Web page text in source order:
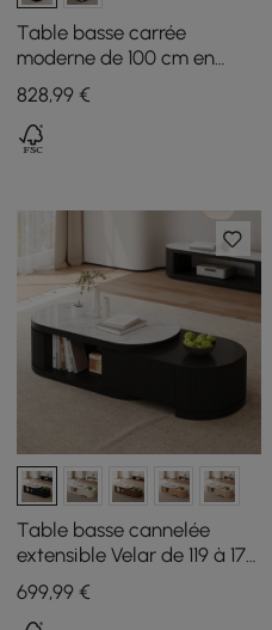
Table basse carrée
moderne de 100 cm en
pierre frittée avec 2 tiroirs
828,99 €
Table basse cannelée
extensible Velar de 119 à 170
cm avec plateau en pierre
frittée et rangement
699,99 €